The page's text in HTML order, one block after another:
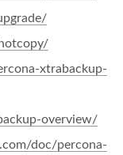
xtrabackup-
overview/
doc/percona-